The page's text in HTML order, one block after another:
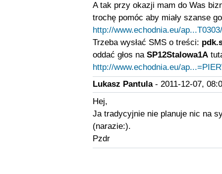
A tak przy okazji mam do Was
trochę pomóc aby miały szanse
http://www.echodnia.eu/
Trzeba wysłać SMS o treści:
oddać głos na SP12Stalowa1A
http://www.echodnia.eu/
Lukasz Pantula- 2011-12-07,
Hej,
Ja tradycyjnie nie planuje nic na
(narazie:).
Pzdr